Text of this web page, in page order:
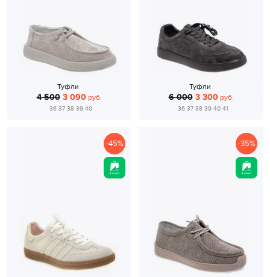
Туфли
4 500 3 090руб.
36 37 38 39 40
Туфли
6 000 3 300руб.
36 37 38 39 40 41
-45% -35%